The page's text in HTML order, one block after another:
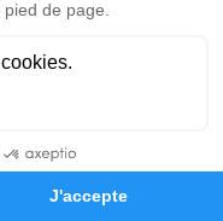
Hommages
Je rends hommage